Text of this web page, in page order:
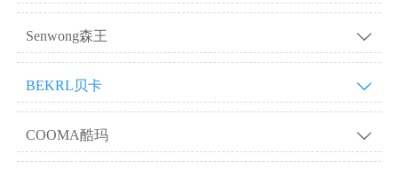
Senwong森王 
BEKRL贝卡 
COOMA酷玛 